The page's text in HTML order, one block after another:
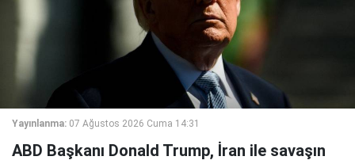
Yayınlanma: 07 Ağustos 2026 Cuma 14:31
ABD Başkanı Donald Trump, İran ile savaşın